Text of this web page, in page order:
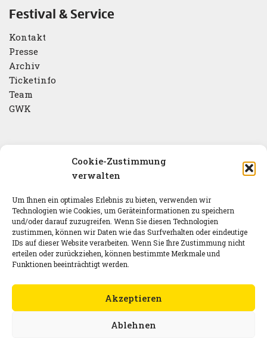
Cookie-Zustimmung
verwalten
Um Ihnen ein optimales Erlebnis zu bieten, verwenden wir
Technologien wie Cookies, um Geräteinformationen zu speichern
und/oder darauf zuzugreifen. Wenn Sie diesen Technologien
zustimmen, können wir Daten wie das Surfverhalten oder eindeutige
IDs auf dieser Website verarbeiten. Wenn Sie Ihre Zustimmung nicht
erteilen oder zurückziehen, können bestimmte Merkmale und
Funktionen beeinträchtigt werden.
Akzeptieren
Ablehnen
Festival & Service
Kontakt
Presse
Archiv
Ticketinfo
Team
GWK
Veranstalter
Newsletter & Social Media
Newsletter
In Kooperation mit dem Münsterland.